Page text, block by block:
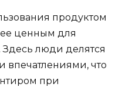
продуктом
ценным для
Здесь люди делятся
что
при